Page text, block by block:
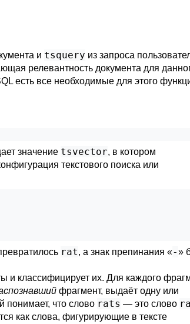
и tsquery из запроса
релевантность документа для
есть все необходимые для этого
значение tsvector, в котором
текстового поиска или
rat, а знак препинания «-»
и классифицирует их. Для каждого
фрагмент, выдаёт одну или
понимает, что слово rats — это слово
как слова, фигурирующие в тексте